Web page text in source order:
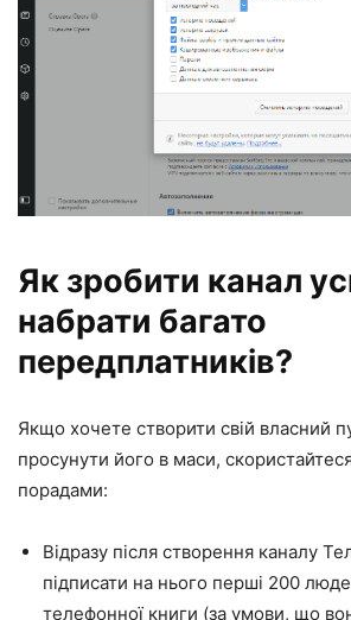
Як зробити канал
набрати багато
передплатників?
Якщо хочете створити свій власний
просунути його в маси,
порадами:
Відразу після створення каналу
підписати на нього перші 200
телефонної книги (за умови, що